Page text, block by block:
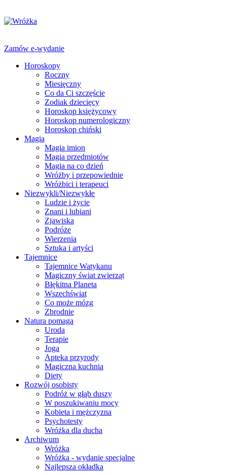
Zamów e-wydanie
Horoskopy
Roczny
Miesięczny
Co da Ci szczęście
Zodiak dziecięcy
Horoskop księżycowy
Horoskop numerologiczny
Horoskop chiński
Magia
Magia imion
Magia przedmiotów
Magia na co dzień
Wróżby i przepowiednie
Wróżbici i terapeuci
Niezwykli/Niezwykłe
Ludzie i życie
Znani i lubiani
Zjawiska
Podróże
Wierzenia
Sztuka i artyści
Tajemnice
Tajemnice Watykanu
Magiczny świat zwierząt
Błękitna Planeta
Wszechświat
Co może mózg
Zbrodnie
Natura pomaga
Uroda
Terapie
Joga
Apteka przyrody
Magiczna kuchnia
Diety
Rozwój osobisty
Podróż w głąb duszy
W poszukiwaniu mocy
Kobieta i mężczyzna
Psychotesty
Wróżka dla ducha
Archiwum
Wróżka
Wróżka - wydanie specjalne
Najlepsza okładka